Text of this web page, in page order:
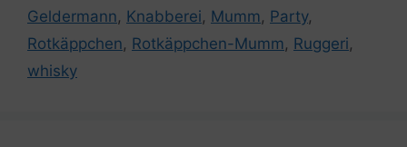
Geldermann, Knabberei, Mumm, Party,
Rotkäppchen, Rotkäppchen-Mumm, Ruggeri,
whisky